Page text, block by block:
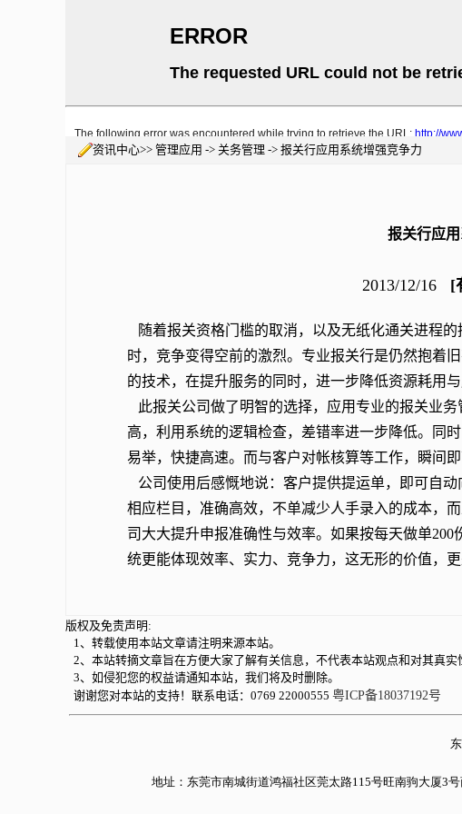
资讯中心>> 管理应用 -> 关务管理 -> 报关行应用系统增强竞争力
报关行应
2013/12/16 [
随着报关资格门槛的取消，以及无纸化通关进程
时，竞争变得空前的激烈。专业报关行是仍然抱着
的技术，在提升服务的同时，进一步降低资源耗用
此报关公司做了明智的选择，应用专业的报关业
高，利用系统的逻辑检查，差错率进一步降低。同
易举，快捷高速。而与客户对帐核算等工作，瞬间即
公司使用后感慨地说：客户提供提运单，即可自
相应栏目，准确高效，不单减少人手录入的成本，
司大大提升申报准确性与效率。如果按每天做单
统更能体现效率、实力、竞争力，这无形的价值，
版权及免责声明:
1、转载使用本站文章请注明来源本站。
2、本站转摘文章旨在方便大家了解有关信息，不代表本站观点和对其真实
3、如侵犯您的权益请通知本站，我们将及时删除。
谢谢您对本站的支持！联系电话：0769 22000555 粤ICP备18037192号